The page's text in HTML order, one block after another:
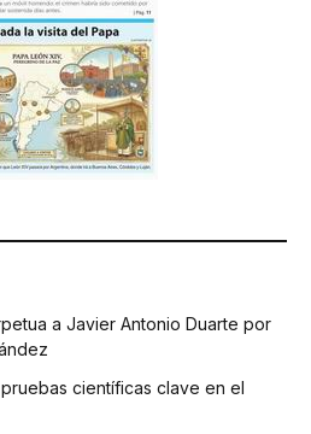
a Javier Antonio Duarte por
científicas clave en el